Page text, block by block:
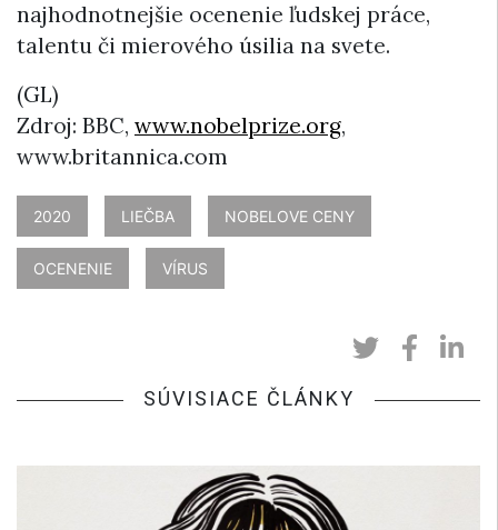
najhodnotnejšie ocenenie ľudskej práce,
talentu či mierového úsilia na svete.
(GL)
Zdroj: BBC, www.nobelprize.org,
www.britannica.com
2020 LIEČBA NOBELOVE CENY
OCENENIE VÍRUS
SÚVISIACE ČLÁNKY